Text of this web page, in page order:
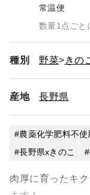
常温便
数量1点ごと
種別 野菜 きの
産地 長野県
農薬化学肥料不使
長野県xきのこ
肉厚に育ったキ